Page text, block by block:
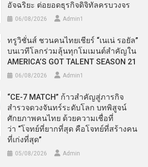
อัจฉริยะ ต่อยอดธุรกิจดิจิทัลครบวงจร
06/08/2026 Admin​1
ทรูวิชั่นส์ ชวนคนไทยเชียร์ “เนเน่ รอยัล”
บนเวทีโลกร่วมลุ้นทุกโมเมนต์สำคัญใน
AMERICA’S GOT TALENT SEASON 21
06/08/2026 Admin​1
“CE-7 MATCH” ก้าวสำคัญสู่ภารกิจ
สำรวจดวงจันทร์ระดับโลก บทพิสูจน์
ศักยภาพคนไทย ด้วยความเชื่อที่
ว่า “โจทย์ที่ยากที่สุด คือโจทย์ที่สร้างคน
ที่เก่งที่สุด”
05/08/2026 Admin